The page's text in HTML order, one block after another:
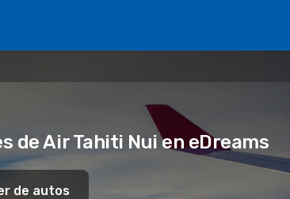
de Air Tahiti Nui en eDreams
de autos